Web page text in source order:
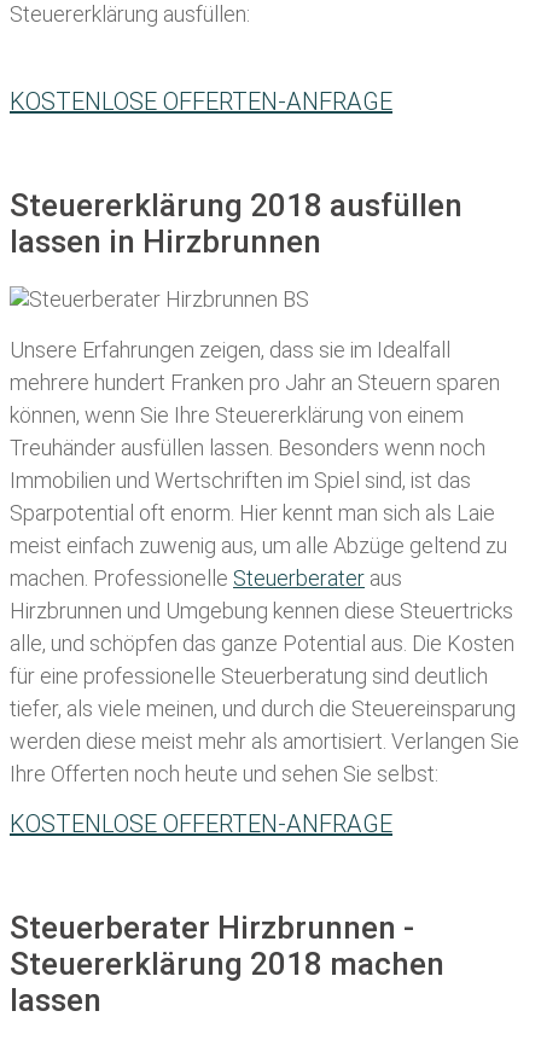
Steuererklärung ausfüllen:
KOSTENLOSE OFFERTEN-ANFRAGE
Steuererklärung 2018 ausfüllen
lassen in Hirzbrunnen
Unsere Erfahrungen zeigen, dass sie im Idealfall
mehrere hundert Franken pro Jahr an Steuern sparen
können, wenn Sie Ihre Steuererklärung von einem
Treuhänder ausfüllen lassen . Besonders wenn noch
Immobilien und Wertschriften im Spiel sind, ist das
Sparpotential oft enorm. Hier kennt man sich als Laie
meist einfach zuwenig aus, um alle Abzüge geltend zu
machen. Professionelle Steuerberater aus
Hirzbrunnen und Umgebung kennen diese Steuertricks
alle, und schöpfen das ganze Potential aus. Die Kosten
für eine professionelle Steuerberatung sind deutlich
tiefer, als viele meinen, und durch die Steuereinsparung
werden diese meist mehr als amortisiert. Verlangen Sie
Ihre Offerten noch heute und sehen Sie selbst:
KOSTENLOSE OFFERTEN-ANFRAGE
Steuerberater Hirzbrunnen -
Steuererklärung 2018 machen
lassen